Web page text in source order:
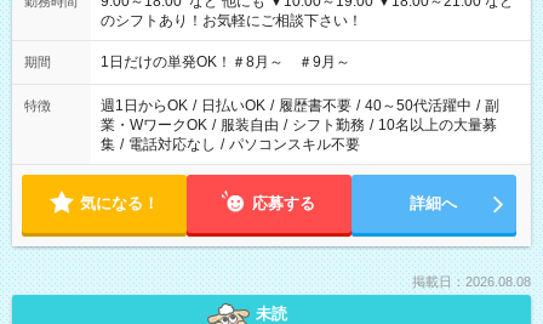
のシフトあり！お気軽にご相談下さい！
期間 1日だけの単発OK！＃8月～ ＃9月～
特徴 週1日からOK / 日払いOK / 履歴書不要 / 40～50代活躍中 / 副
業・WワークOK / 服装自由 / シフト勤務 / 10名以上の大量募
集 / 電話対応なし / パソコンスキル不要
気になる！ 応募する 詳細へ
掲載日：2026.08.08
未読